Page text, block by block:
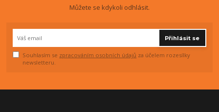
Můžete se kdykoli odhlásit.
Přihlásit se
Souhlasím se zpracováním osobních údajů za účelem rozesílky
newsletteru.